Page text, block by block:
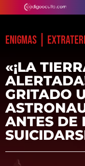
ENIGMAS
«¡LA
GRITADO
ANTES DE